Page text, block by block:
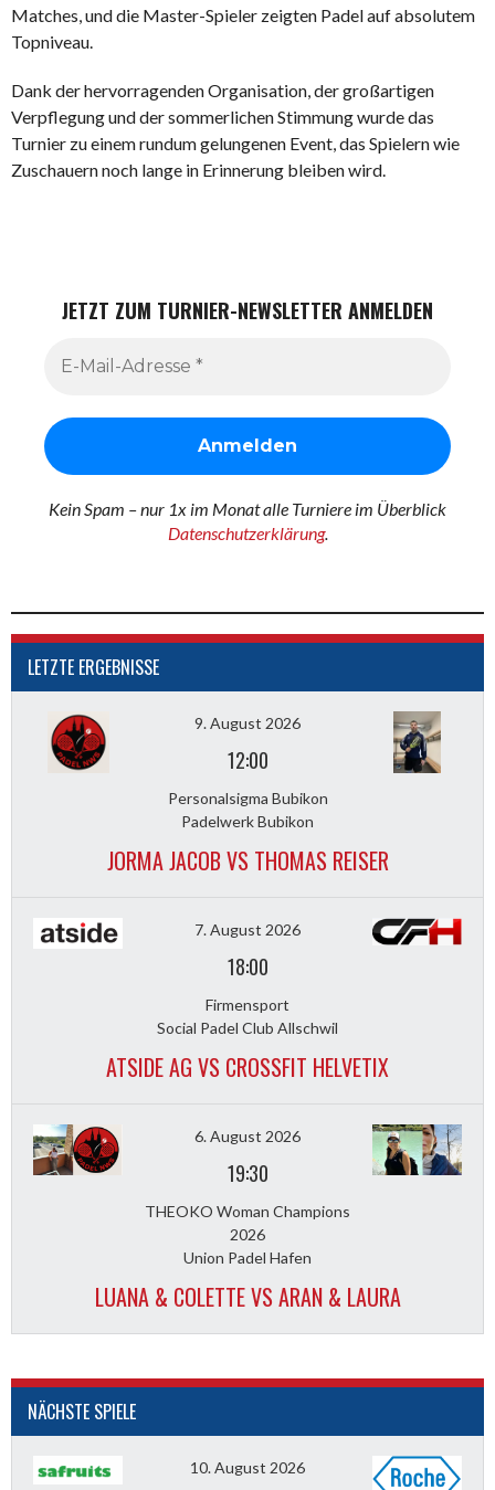
Matches, und die Master-Spieler zeigten Padel auf absolutem
Topniveau.
Dank der hervorragenden Organisation, der großartigen
Verpflegung und der sommerlichen Stimmung wurde das
Turnier zu einem rundum gelungenen Event, das Spielern wie
Zuschauern noch lange in Erinnerung bleiben wird.
JETZT ZUM TURNIER-NEWSLETTER ANMELDEN
Kein Spam – nur 1x im Monat alle Turniere im Überblick
Datenschutzerklärung.
LETZTE ERGEBNISSE
9. August 2026
12:00
Personalsigma Bubikon
Padelwerk Bubikon
JORMA JACOB VS THOMAS REISER
7. August 2026
18:00
Firmensport
Social Padel Club Allschwil
ATSIDE AG VS CROSSFIT HELVETIX
6. August 2026
19:30
THEOKO Woman Champions
2026
Union Padel Hafen
LUANA & COLETTE VS ARAN & LAURA
NÄCHSTE SPIELE
10. August 2026